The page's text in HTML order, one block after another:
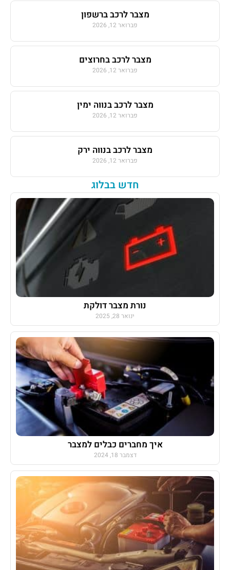
מצבר לרכב ברשפון
פברואר 12, 2026
מצבר לרכב בחרוצים
פברואר 12, 2026
מצבר לרכב בנווה ימין
פברואר 12, 2026
מצבר לרכב בנווה ירק
פברואר 12, 2026
חדש בבלוג
נורת מצבר דולקת
ינואר 28, 2025
איך מחברים כבלים למצבר
דצמבר 18, 2024